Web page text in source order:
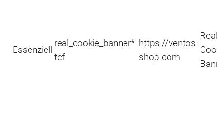
Essenziell
real_cookie_banner*-
tcf
https://ventos-
shop.com
Real